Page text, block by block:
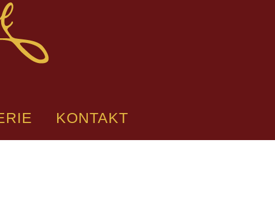
KONTAKT